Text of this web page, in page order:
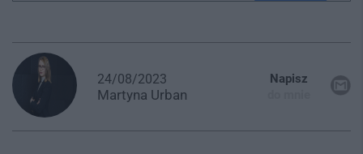
24/08/2023
Martyna Urban
Napisz